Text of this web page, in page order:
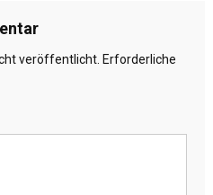
veröffentlicht. Erforderliche